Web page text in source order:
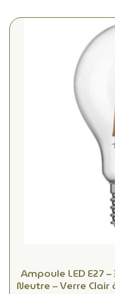
Ampoule LED E27
Neutre – Verre Clair